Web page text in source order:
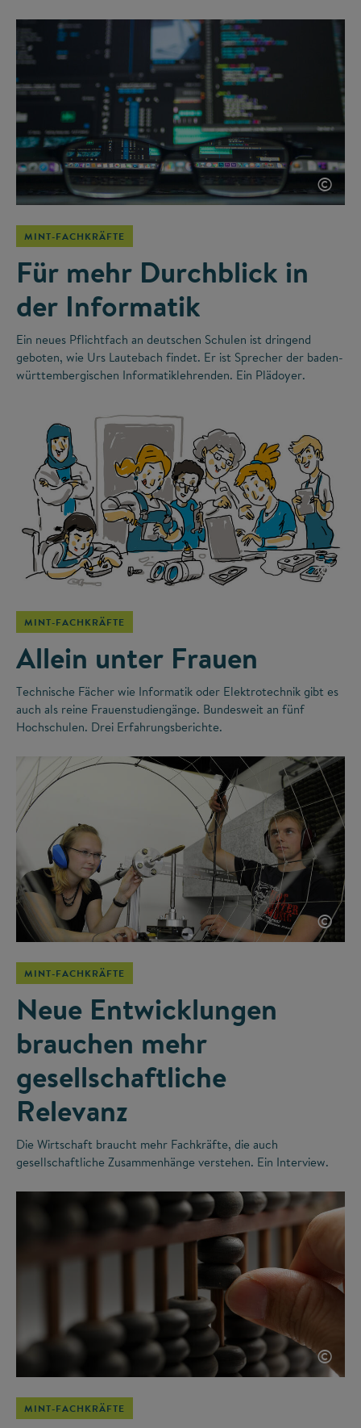
©
MINT-FACHKRÄFTE
Für mehr Durchblick in
der Informatik
Ein neues Pflichtfach an deutschen Schulen ist dringend
geboten, wie Urs Lautebach findet. Er ist Sprecher der baden-
württembergischen Informatiklehrenden. Ein Plädoyer.
©
MINT-FACHKRÄFTE
Allein unter Frauen
Technische Fächer wie Informatik oder Elektrotechnik gibt es
auch als reine Frauenstudiengänge. Bundesweit an fünf
Hochschulen. Drei Erfahrungsberichte.
©
MINT-FACHKRÄFTE
Neue Entwicklungen
brauchen mehr
gesellschaftliche
Relevanz
Die Wirtschaft braucht mehr Fachkräfte, die auch
gesellschaftliche Zusammenhänge verstehen. Ein Interview.
©
MINT-FACHKRÄFTE